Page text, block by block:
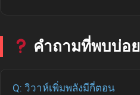
คำถามที่พบบ่อย
Q: วิวาห์เพิ่มพลังมีกี่ตอน